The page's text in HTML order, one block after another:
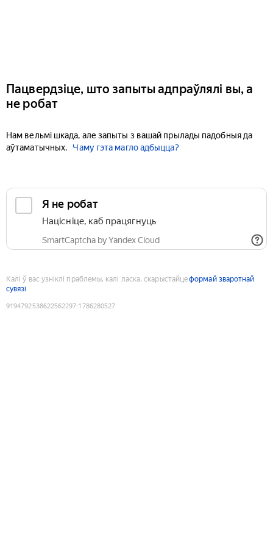
Пацвердзіце, што запыты адпраўлялі вы, а
не робат
Нам вельмі шкада, але запыты з вашай прылады падобныя да
аўтаматычных.
Чаму гэта магло адбыцца?
Я не робат
Націсніце, каб працягнуць
SmartCaptcha by Yandex Cloud
Калі ў вас узніклі праблемы, калі ласка, скарыстайцеформай зваротнай
сувязі
9194792538622562297:1786280527